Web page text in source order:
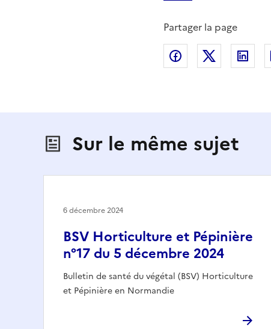
Partager la page
Partager surPartager
Sur le même sujet
BSV Horticulture et Pépinière
n°17 du 5 décembre 2024
Bulletin de santé du végétal (BSV) Horticulture
et Pépinière en Normandie
6 décembre 2024